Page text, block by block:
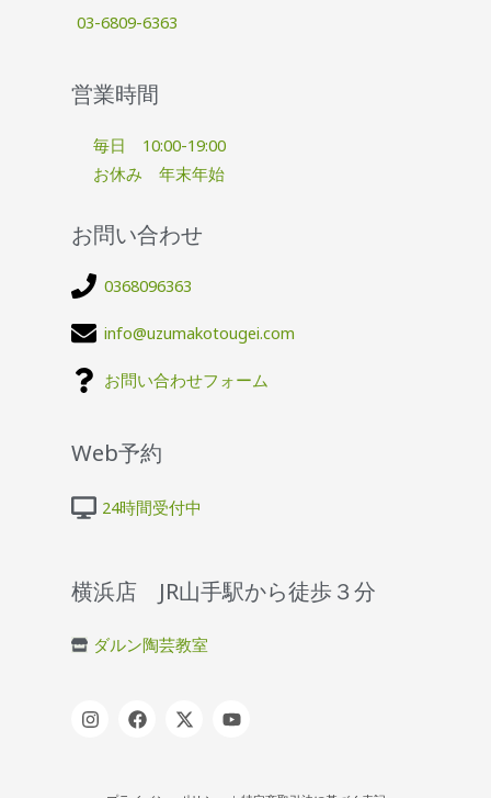
03-6809-6363
営業時間
毎日 10:00-19:00
お休み 年末年始
お問い合わせ
0368096363
info@uzumakotougei.com
お問い合わせフォーム
Web予約
24時間受付中
横浜店 JR山手駅から徒歩３分
ダルン陶芸教室